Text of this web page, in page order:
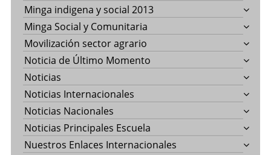
Minga indigena y social 2013
Minga Social y Comunitaria
Movilización sector agrario
Noticia de Último Momento
Noticias
Noticias Internacionales
Noticias Nacionales
Noticias Principales Escuela
Nuestros Enlaces Internacionales